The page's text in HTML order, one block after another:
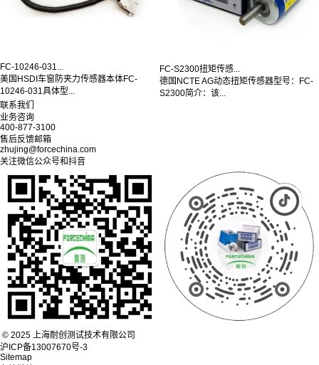
FC-10246-031...
美国HSDI车窗防夹力传感器本体FC-
10246-031具体型...
FC-S2300扭矩传感...
德国NCTE AG动态扭矩传感器型号：FC-
S2300简介：该...
联系我们
业务咨询
400-877-3100
售后反馈邮箱
zhujing@forcechina.com
关注微信公众号和抖音
© 2025 上海耐创测试技术有限公司
沪ICP备13007670号-3
Sitemap